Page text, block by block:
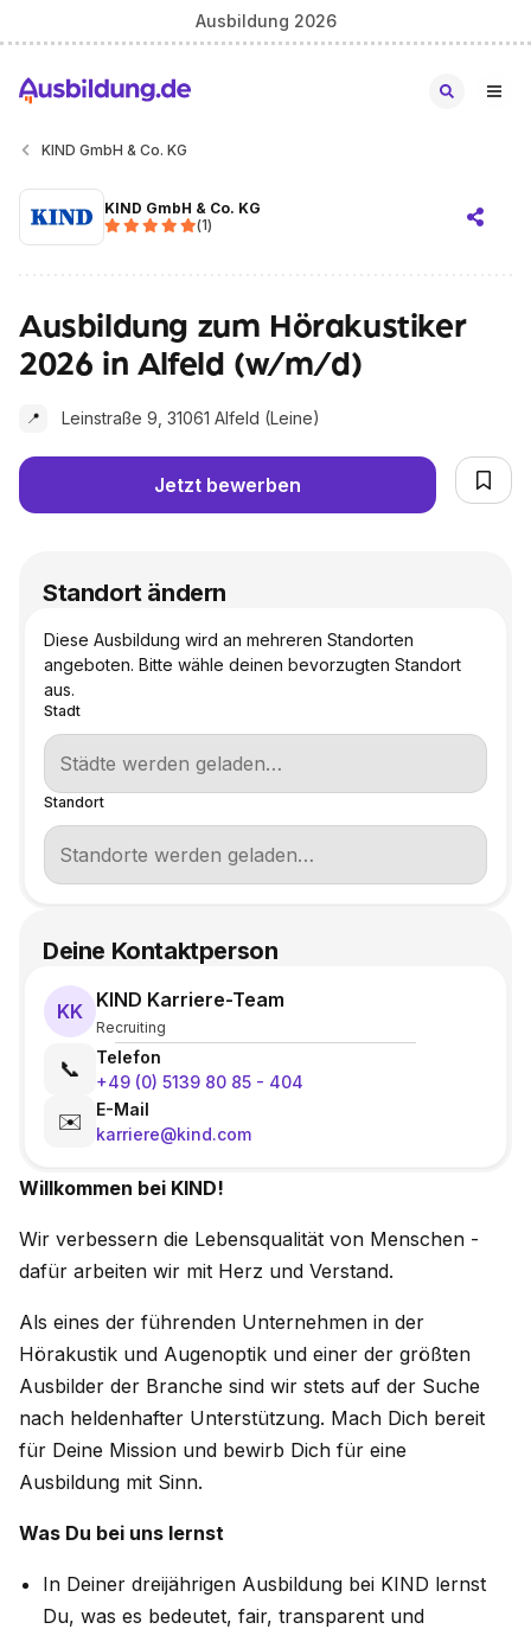
Ausbildung 2026
KIND GmbH & Co. KG
KIND GmbH & Co. KG
(1)
Ausbildung zum Hörakustiker
2026 in Alfeld (w/m/d)
📍 Leinstraße 9, 31061 Alfeld (Leine)
Jetzt bewerben
Willkommen bei KIND!
Wir verbessern die Lebensqualität von Menschen -
dafür arbeiten wir mit Herz und Verstand.
Als eines der führenden Unternehmen in der
Hörakustik und Augenoptik und einer der größten
Ausbilder der Branche sind wir stets auf der Suche
nach heldenhafter Unterstützung. Mach Dich bereit
für Deine Mission und bewirb Dich für eine
Ausbildung mit Sinn.
Was Du bei uns lernst
In Deiner dreijährigen Ausbildung bei KIND lernst
Du, was es bedeutet, fair, transparent und
Standort ändern
Diese Ausbildung wird an mehreren Standorten
angeboten. Bitte wähle deinen bevorzugten Standort
aus.
Stadt
Standort
Deine Kontaktperson
KK KIND Karriere-Team
Recruiting
📞
Telefon
+49 (0) 5139 80 85 - 404
✉️
E-Mail
karriere@kind.com